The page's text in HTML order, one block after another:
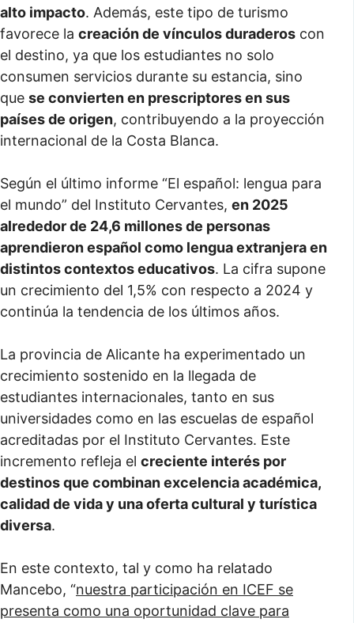
alto impacto. Además, este tipo de turismo
favorece la creación de vínculos duraderos con
el destino, ya que los estudiantes no solo
consumen servicios durante su estancia, sino
que se convierten en prescriptores en sus
países de origen, contribuyendo a la proyección
internacional de la Costa Blanca.
Según el último informe “El español: lengua para
el mundo” del Instituto Cervantes, en 2025
alrededor de 24,6 millones de personas
aprendieron español como lengua extranjera en
distintos contextos educativos. La cifra supone
un crecimiento del 1,5% con respecto a 2024 y
continúa la tendencia de los últimos años.
La provincia de Alicante ha experimentado un
crecimiento sostenido en la llegada de
estudiantes internacionales, tanto en sus
universidades como en las escuelas de español
acreditadas por el Instituto Cervantes. Este
incremento refleja el creciente interés por
destinos que combinan excelencia académica,
calidad de vida y una oferta cultural y turística
diversa.
En este contexto, tal y como ha relatado
Mancebo, “nuestra participación en ICEF se
presenta como una oportunidad clave para